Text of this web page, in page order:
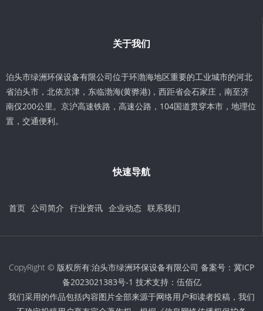
关于我们
泊头市绿洲环保设备有限公司位于环渤海地区重要的工业城市的河北
省泊头市，北依京津，东临渤海(黄骅港)，西距省会石家庄，南至济
南仅200公里。京沪高速铁路，高速公路，104国道贯穿本市，地理位
置，交通便利。
快速导航
首页 公司简介 行业资讯 企业动态 联系我们
CopyRight © 版权所有:泊头市绿洲环保设备有限公司 备案号： 冀ICP
备2023021383号-1 技术支持： 伍佰亿
我们采用的作品包括内容图片全部来源于网络用户和读者投稿，我们